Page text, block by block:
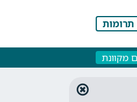
תרומות
מקוונת